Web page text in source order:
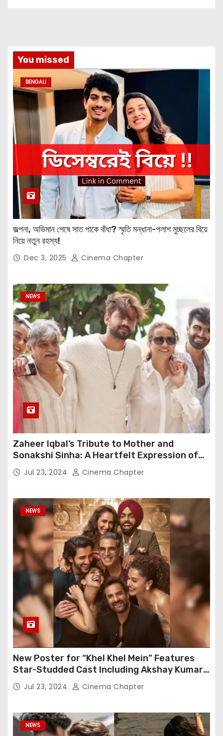
You missed
BENGALI
জল্পনা, অভিমান শেষে সাত পাকে বাঁধা? স্মৃতি মন্ধানা-পলাশ মুচ্ছলের বিয়ে
নিয়ে নতুন রহস্য!
Dec 3, 2025 Cinema Chapter
NEWS
Zaheer Iqbal’s Tribute to Mother and
Sonakshi Sinha: A Heartfelt Expression of
Gratitude
Jul 23, 2024 Cinema Chapter
NEWS
New Poster for “Khel Khel Mein” Features
Star-Studded Cast Including Akshay Kumar,
Taapsee Pannu, Fardeen Khan, and More
Jul 23, 2024 Cinema Chapter
NEWS